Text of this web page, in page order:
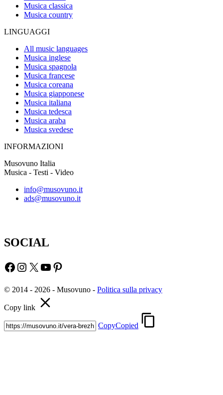
Musica classica
Musica country
LINGUAGGI
All music languages
Musica inglese
Musica spagnola
Musica francese
Musica coreana
Musica giapponese
Musica italiana
Musica tedesca
Musica araba
Musica svedese
INFORMAZIONI
Musovuno Italia
Musica - Testi - Video
info@musovuno.it
ads@musovuno.it
SOCIAL
Facebook
Instagram
X YouTube
Pinterest
© 2014 - 2026 - Musovuno - Politica sulla privacy
Copy link
CopyCopied